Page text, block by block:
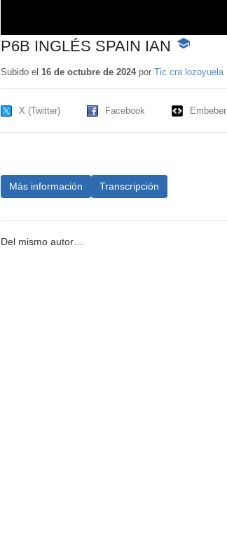
P6B INGLÉS SPAIN IAN
-
educativo
Subido el 16 de octubre de 2024por Tic cra lozoyuela
X (Twitter) Facebook Embeber
Más información Transcripción
Del mismo autor…